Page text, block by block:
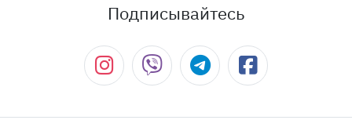
Подписывайтесь